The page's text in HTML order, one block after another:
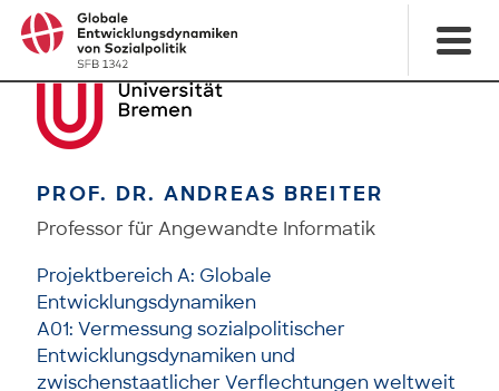
PROF. DR. ANDREAS BREITER
Professor für Angewandte Informatik
Projektbereich A: Globale
Entwicklungsdynamiken
A01: Vermessung sozialpolitischer
Entwicklungsdynamiken und
zwischenstaatlicher Verflechtungen weltweit